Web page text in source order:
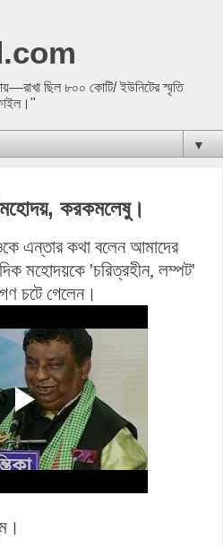
ছিল ৮০০ কোটি/ ইউনিটের স্মৃতি
▼
করকমলেষু।
এন্তার কথা বলেন আমাদের
মহোদয়কে 'চরিত্রহীন, লম্পট'
চটে গেলেন।